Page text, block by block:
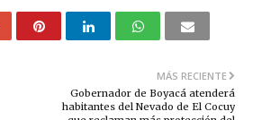
MÁS RECIENTE
Gobernador de Boyacá atenderá
habitantes del Nevado de El Cocuy